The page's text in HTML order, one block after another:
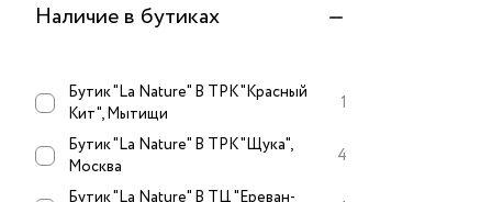
Наличие в бутиках
Бутик "La Nature" В ТРК "Красный
Кит", Мытищи
1
Бутик "La Nature" В ТРК "Щука",
Москва
4
Бутик "La Nature" В ТЦ "Ереван-